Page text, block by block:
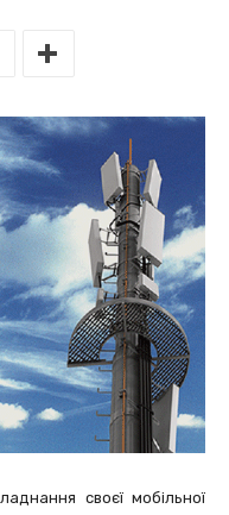
своєї мобільної